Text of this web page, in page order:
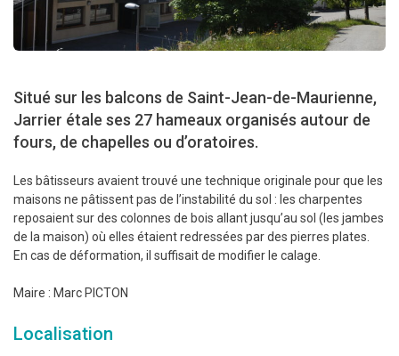
Situé sur les balcons de Saint-Jean-de-Maurienne,
Jarrier étale ses 27 hameaux organisés autour de
fours, de chapelles ou d’oratoires.
Les bâtisseurs avaient trouvé une technique originale pour que les
maisons ne pâtissent pas de l’instabilité du sol : les charpentes
reposaient sur des colonnes de bois allant jusqu’au sol (les jambes
de la maison) où elles étaient redressées par des pierres plates.
En cas de déformation, il suffisait de modifier le calage.
Maire : Marc PICTON
Localisation